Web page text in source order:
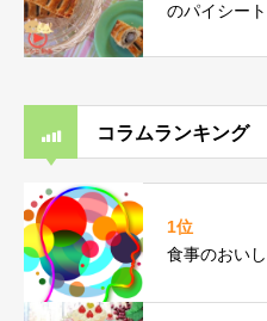
のパイシー
コラムランキング
1位
食事のおい